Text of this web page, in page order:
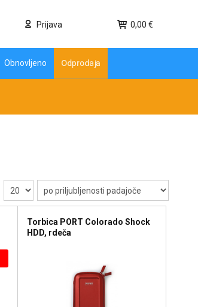
Prijava 0,00 €
Obnovljeno Odprodaja
Torbica PORT Colorado Shock
HDD, rdeča